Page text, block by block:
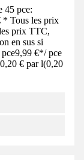
45 pce:
Tous les prix
prix TTC,
en sus si
pce9,99 €*/ pce
€ par l(0,20